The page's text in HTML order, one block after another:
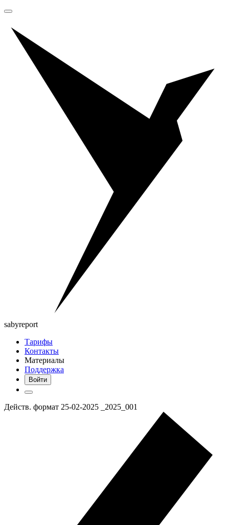
sabyreport
Тарифы
Контакты
Материалы
Поддержка
Войти
Действ. формат 25-02-2025 _2025_001